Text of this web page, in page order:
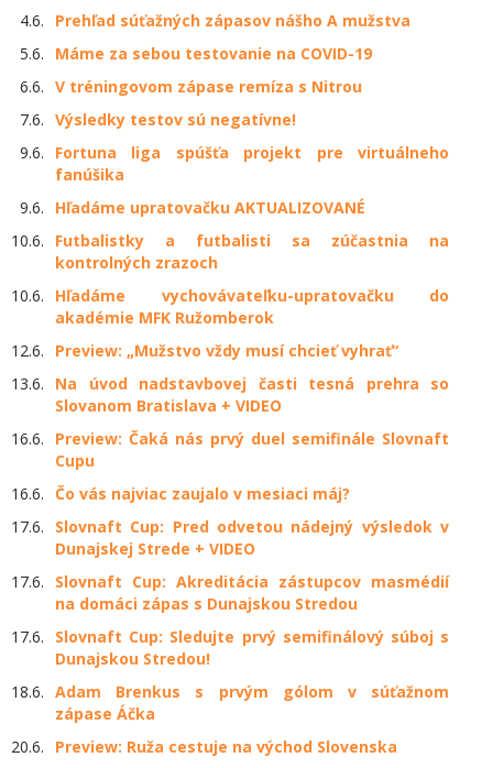
4.6.
Prehľad súťažných zápasov nášho A mužstva
5.6.
Máme za sebou testovanie na COVID-19
6.6. V tréningovom zápase remíza s Nitrou
7.6. Výsledky testov sú negatívne!
9.6.
Fortuna liga spúšťa projekt pre virtuálneho
fanúšika
9.6.
Hľadáme upratovačku AKTUALIZOVANÉ
10.6.
Futbalistky a futbalisti sa zúčastnia na
kontrolných zrazoch
10.6.
Hľadáme vychovávateľku-upratovačku do
akadémie MFK Ružomberok
12.6.
Preview: „Mužstvo vždy musí chcieť vyhrať“
13.6.
Na úvod nadstavbovej časti tesná prehra so
Slovanom Bratislava + VIDEO
16.6.
Preview: Čaká nás prvý duel semifinále Slovnaft
Cupu
16.6. Čo vás najviac zaujalo v mesiaci máj?
17.6.
Slovnaft Cup: Pred odvetou nádejný výsledok v
Dunajskej Strede + VIDEO
17.6.
Slovnaft Cup: Akreditácia zástupcov masmédií
na domáci zápas s Dunajskou Stredou
17.6.
Slovnaft Cup: Sledujte prvý semifinálový súboj s
Dunajskou Stredou!
18.6. Adam Brenkus s prvým gólom v súťažnom
zápase Áčka
20.6.
Preview: Ruža cestuje na východ Slovenska